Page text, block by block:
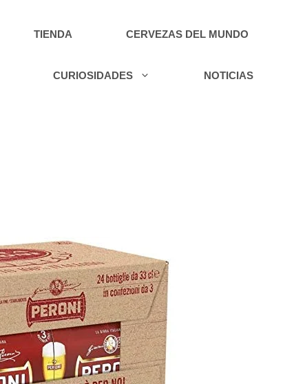
TIENDA CERVEZAS DEL MUNDO
CURIOSIDADES NOTICIAS